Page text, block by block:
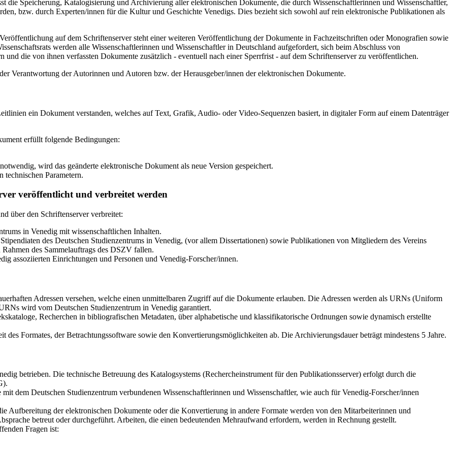
die Speicherung, Katalogisierung und Archivierung aller elektronischen Dokumente, die durch Wissenschaftlerinnen und Wissenschaftler,
bzw. durch Experten/innen für die Kultur und Geschichte Venedigs. Dies bezieht sich sowohl auf rein elektronische Publikationen als
auf dem Schriftenserver steht einer weiteren Veröffentlichung der Dokumente in Fachzeitschriften oder Monografien sowie
werden alle Wissenschaftlerinnen und Wissenschaftler in Deutschland aufgefordert, sich beim Abschluss von
und die von ihnen verfassten Dokumente zusätzlich - eventuell nach einer Sperrfrist - auf dem Schriftenserver zu veröffentlichen.
Verantwortung der Autorinnen und Autoren bzw. der Herausgeber/innen der elektronischen Dokumente.
ein Dokument verstanden, welches auf Text, Grafik, Audio- oder Video-Sequenzen basiert, in digitaler Form auf einem Datenträger
erfüllt folgende Bedingungen:
wird das geänderte elektronische Dokument als neue Version gespeichert.
technischen Parametern.
veröffentlicht und verbreitet werden
über den Schriftenserver verbreitet:
in Venedig mit wissenschaftlichen Inhalten.
des Deutschen Studienzentrums in Venedig, (vor allem Dissertationen) sowie Publikationen von Mitgliedern des Vereins
des Sammelauftrags des DSZV fallen.
assoziierten Einrichtungen und Personen und Venedig-Forscher/innen.
Adressen versehen, welche einen unmittelbaren Zugriff auf die Dokumente erlauben. Die Adressen werden als URNs (Uniform
wird vom Deutschen Studienzentrum in Venedig garantiert.
Recherchen in bibliografischen Metadaten, über alphabetische und klassifikatorische Ordnungen sowie dynamisch erstellte
Formates, der Betrachtungssoftware sowie den Konvertierungsmöglichkeiten ab. Die Archivierungsdauer beträgt mindestens 5 Jahre.
betrieben. Die technische Betreuung des Katalogsystems (Rechercheinstrument für den Publikationsserver) erfolgt durch die
dem Deutschen Studienzentrum verbundenen Wissenschaftlerinnen und Wissenschaftler, wie auch für Venedig-Forscher/innen
Aufbereitung der elektronischen Dokumente oder die Konvertierung in andere Formate werden von den Mitarbeiterinnen und
betreut oder durchgeführt. Arbeiten, die einen bedeutenden Mehraufwand erfordern, werden in Rechnung gestellt.
Fragen ist: